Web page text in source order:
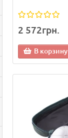
2 572грн.
В корзину